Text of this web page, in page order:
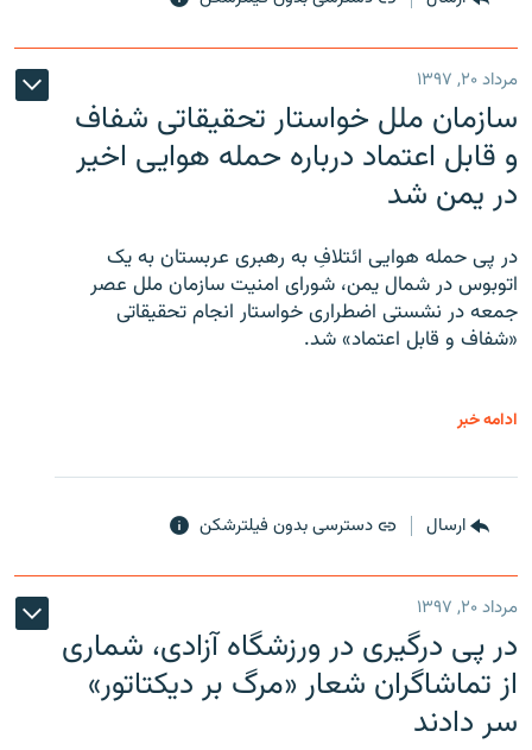
مرداد ۲۰, ۱۳۹۷
سازمان ملل خواستار تحقیقاتی شفاف
و قابل اعتماد درباره حمله هوایی اخیر
در یمن شد
در پی حمله هوایی ائتلافِ به رهبری عربستان به یک
اتوبوس در شمال یمن، شورای امنیت سازمان ملل عصر
جمعه در نشستی اضطراری خواستار انجام تحقیقاتی
«شفاف و قابل اعتماد» شد.
ادامه خبر
ارسال دسترسی بدون فیلترشکن
مرداد ۲۰, ۱۳۹۷
در پی درگیری در ورزشگاه آزادی، شماری
از تماشاگران شعار «مرگ بر دیکتاتور»
سر دادند